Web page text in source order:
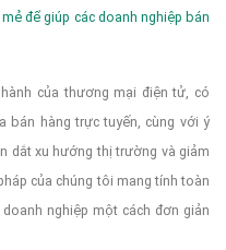
để giúp các doanh nghiệp bán
của thương mại điện tử, có
bán hàng trực tuyến, cùng với ý
dắt xu hướng thị trường và giảm
của chúng tôi mang tính toàn
nghiệp một cách đơn giản